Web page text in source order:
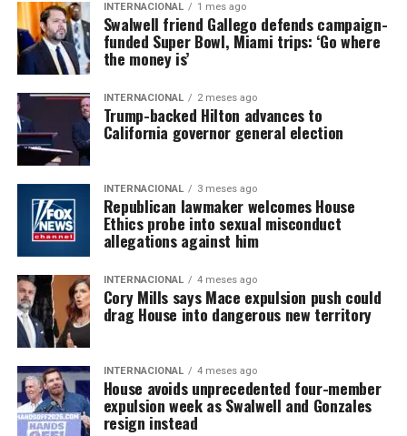
INTERNACIONAL 1 mes ago
Swalwell friend Gallego defends campaign-
funded Super Bowl, Miami trips: ‘Go where
the money is’
INTERNACIONAL 2 meses ago
Trump-backed Hilton advances to
California governor general election
INTERNACIONAL 3 meses ago
Republican lawmaker welcomes House
Ethics probe into sexual misconduct
allegations against him
INTERNACIONAL 4 meses ago
Cory Mills says Mace expulsion push could
drag House into dangerous new territory
INTERNACIONAL 4 meses ago
House avoids unprecedented four-member
expulsion week as Swalwell and Gonzales
resign instead